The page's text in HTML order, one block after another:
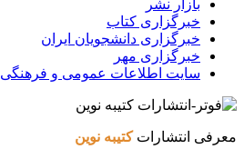
بازار نشر
خبرگزاری کتاب
خبرگزاری دانشجویان ایران
خبرگزاری مهر
سایت اطلاعات عمومی و فرهنگی
معرفی انتشاراتکتیبه نوین